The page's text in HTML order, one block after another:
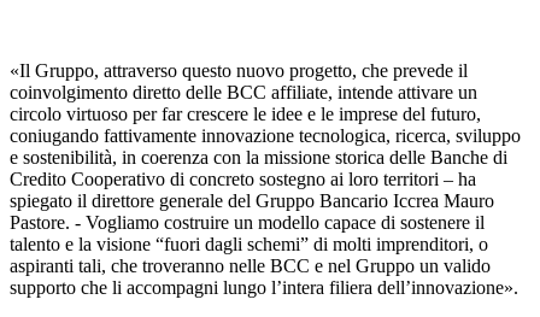
«Il Gruppo, attraverso questo nuovo progetto, che prevede il
coinvolgimento diretto delle BCC affiliate, intende attivare un
circolo virtuoso per far crescere le idee e le imprese del futuro,
coniugando fattivamente innovazione tecnologica, ricerca, sviluppo
e sostenibilità, in coerenza con la missione storica delle Banche di
Credito Cooperativo di concreto sostegno ai loro territori – ha
spiegato il direttore generale del Gruppo Bancario Iccrea Mauro
Pastore. - Vogliamo costruire un modello capace di sostenere il
talento e la visione “fuori dagli schemi” di molti imprenditori, o
aspiranti tali, che troveranno nelle BCC e nel Gruppo un valido
supporto che li accompagni lungo l’intera filiera dell’innovazione».